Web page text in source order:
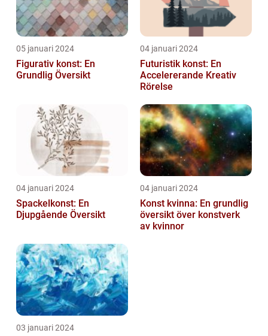
05 januari 2024
Figurativ konst: En
Grundlig Översikt
04 januari 2024
Futuristik konst: En
Accelererande Kreativ
Rörelse
04 januari 2024
Spackelkonst: En
Djupgående Översikt
04 januari 2024
Konst kvinna: En grundlig
översikt över konstverk
av kvinnor
03 januari 2024